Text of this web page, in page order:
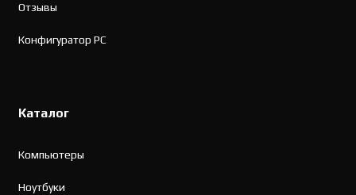
Отзывы
Конфигуратор PC
Каталог
Компьютеры
Ноутбуки